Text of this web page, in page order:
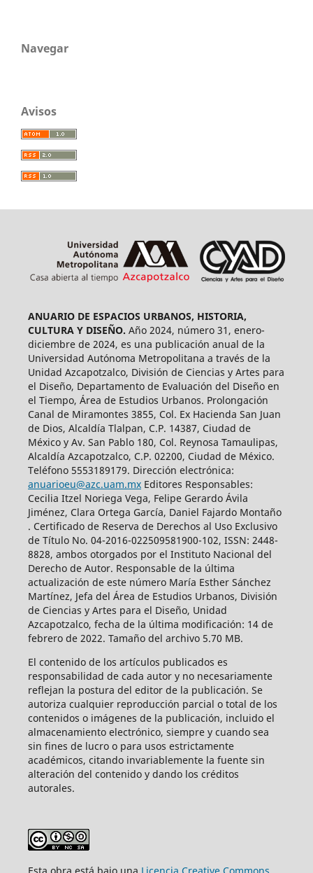
Navegar
Avisos
ANUARIO DE ESPACIOS URBANOS, HISTORIA,
CULTURA Y DISEÑO. Año 2024, número 31, enero-
diciembre de 2024, es una publicación anual de la
Universidad Autónoma Metropolitana a través de la
Unidad Azcapotzalco, División de Ciencias y Artes para
el Diseño, Departamento de Evaluación del Diseño en
el Tiempo, Área de Estudios Urbanos. Prolongación
Canal de Miramontes 3855, Col. Ex Hacienda San Juan
de Dios, Alcaldía Tlalpan, C.P. 14387, Ciudad de
México y Av. San Pablo 180, Col. Reynosa Tamaulipas,
Alcaldía Azcapotzalco, C.P. 02200, Ciudad de México.
Teléfono 5553189179. Dirección electrónica:
anuarioeu@azc.uam.mxEditores Responsables:
Cecilia Itzel Noriega Vega, Felipe Gerardo Ávila
Jiménez, Clara Ortega García, Daniel Fajardo Montaño
. Certificado de Reserva de Derechos al Uso Exclusivo
de Título No. 04-2016-022509581900-102, ISSN: 2448-
8828, ambos otorgados por el Instituto Nacional del
Derecho de Autor. Responsable de la última
actualización de este número María Esther Sánchez
Martínez, Jefa del Área de Estudios Urbanos, División
de Ciencias y Artes para el Diseño, Unidad
Azcapotzalco, fecha de la última modificación: 14 de
febrero de 2022. Tamaño del archivo 5.70 MB.
El contenido de los artículos publicados es
responsabilidad de cada autor y no necesariamente
reflejan la postura del editor de la publicación. Se
autoriza cualquier reproducción parcial o total de los
contenidos o imágenes de la publicación, incluido el
almacenamiento electrónico, siempre y cuando sea
sin fines de lucro o para usos estrictamente
académicos, citando invariablemente la fuente sin
alteración del contenido y dando los créditos
autorales.
Esta obra está bajo una Licencia Creative Commons